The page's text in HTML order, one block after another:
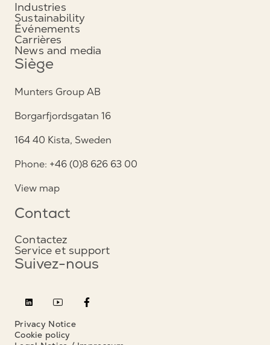
Industries
Sustainability
Événements
Carrières
News and media
Siège
Munters Group AB
Borgarfjordsgatan 16
164 40 Kista, Sweden
Phone: +46 (0)8 626 63 00
View map
Contact
Contactez
Service et support
Suivez-nous
Privacy Notice
Cookie policy